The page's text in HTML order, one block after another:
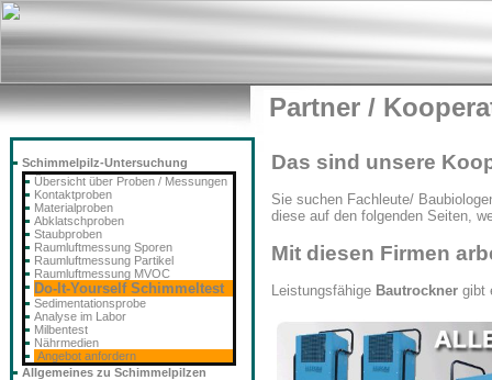
Partner /
Das sind unsere
Sie suchen Fachleute/
diese auf den folgenden Seiten,
Mit diesen Firmen
Leistungsfähige Bautrockner gibt
Schimmelpilz-Untersuchung
Übersicht über Proben / Messungen
Kontaktproben
Materialproben
Abklatschproben
Staubproben
Raumluftmessung Sporen
Raumluftmessung Partikel
Raumluftmessung MVOC
Do-It-Yourself Schimmeltest
Sedimentationsprobe
Analyse im Labor
Milbentest
Nährmedien
Angebot anfordern
Allgemeines zu Schimmelpilzen